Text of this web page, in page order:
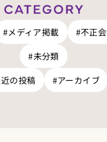
#メディア掲載
#不正
#未分類
の投稿
#アーカイブ